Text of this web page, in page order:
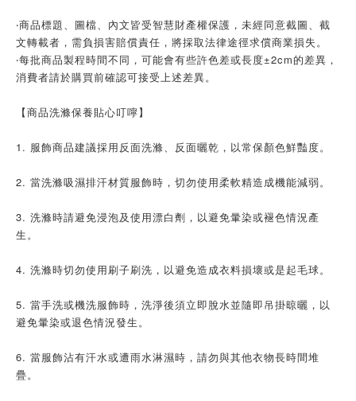
‧商品標題、圖檔、內文皆受智慧財產權保護，未經同意截圖、截
文轉載者，需負損害賠償責任，將採取法律途徑求償商業損失。
‧每批商品製程時間不同，可能會有些許色差或長度±2cm的差異，
消費者請於購買前確認可接受上述差異。
【商品洗滌保養貼心叮嚀】
1. 服飾商品建議採用反面洗滌、反面曬乾，以常保顏色鮮豔度。
2. 當洗滌吸濕排汗材質服飾時，切勿使用柔軟精造成機能減弱。
3. 洗滌時請避免浸泡及使用漂白劑，以避免暈染或褪色情況產
生。
4. 洗滌時切勿使用刷子刷洗，以避免造成衣料損壞或是起毛球。
5. 當手洗或機洗服飾時，洗淨後須立即脫水並隨即吊掛晾曬，以
避免暈染或退色情況發生。
6. 當服飾沾有汗水或遭雨水淋濕時，請勿與其他衣物長時間堆
疊。